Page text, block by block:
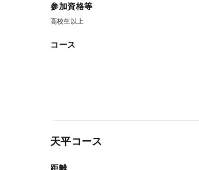
参加資格等
高校生以上
コース
天平コース
距離